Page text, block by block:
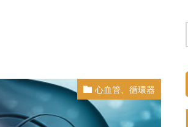
心血管、循環器